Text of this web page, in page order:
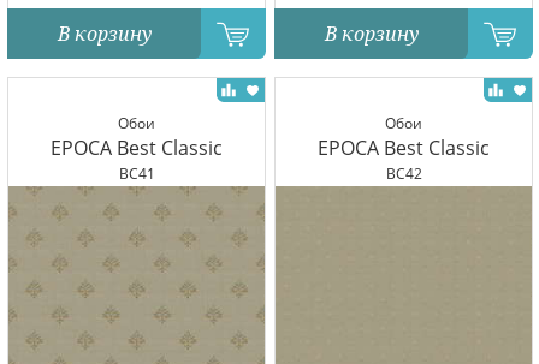
В корзину В корзину
Обои
EPOCA Best Classic
BC41
Обои
EPOCA Best Classic
BC42